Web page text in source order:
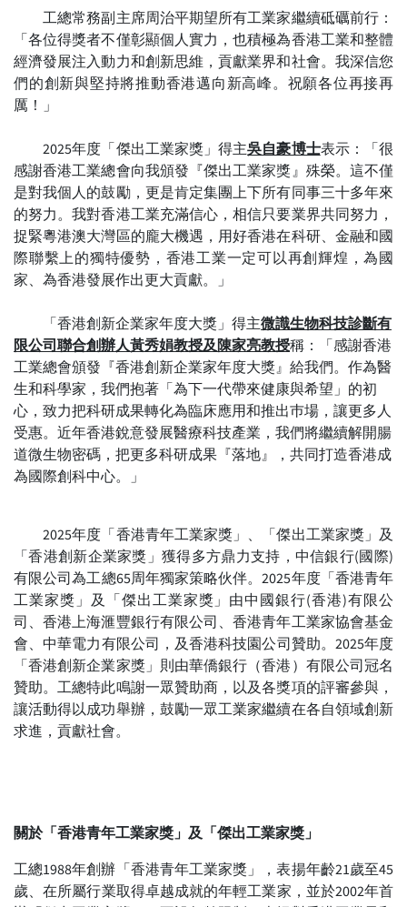
工總常務副主席周治平期望所有工業家繼續砥礪前行：
「各位得獎者不僅彰顯個人實力，也積極為香港工業和整體
經濟發展注入動力和創新思維，貢獻業界和社會。我深信您
們的創新與堅持將推動香港邁向新高峰。祝願各位再接再
厲！」
2025年度「傑出工業家獎」得主吳自豪博士表示：「很
感謝香港工業總會向我頒發『傑出工業家獎』殊榮。這不僅
是對我個人的鼓勵，更是肯定集團上下所有同事三十多年來
的努力。我對香港工業充滿信心，相信只要業界共同努力，
捉緊粵港澳大灣區的龐大機遇，用好香港在科研、金融和國
際聯繫上的獨特優勢，香港工業一定可以再創輝煌，為國
家、為香港發展作出更大貢獻。」
「香港創新企業家年度大獎」得主微識生物科技診斷有
限公司 聯合創辦人黃秀娟教授及陳家亮教授稱：「感謝香港
工業總會頒發『香港創新企業家年度大獎』給我們。作為醫
生和科學家，我們抱著「為下一代帶來健康與希望」的初
心，致力把科研成果轉化為臨床應用和推出巿場，讓更多人
受惠。近年香港銳意發展醫療科技產業，我們將繼續解開腸
道微生物密碼，把更多科研成果『落地』，共同打造香港成
為國際創科中心。」
2025年度「香港青年工業家獎」、「傑出工業家獎」及
「香港創新企業家獎」獲得多方鼎力支持，中信銀行(國際)
有限公司為工總65周年獨家策略伙伴。2025年度「香港青年
工業家獎」及「傑出工業家獎」由中國銀行(香港)有限公
司、香港上海滙豐銀行有限公司、香港青年工業家協會基金
會、中華電力有限公司，及香港科技園公司贊助。2025年度
「香港創新企業家獎」則由華僑銀行（香港）有限公司冠名
贊助。工總特此鳴謝一眾贊助商，以及各獎項的評審參與，
讓活動得以成功舉辦，鼓勵一眾工業家繼續在各自領域創新
求進，貢獻社會。
關於「香港青年工業家獎」及「傑出工業家獎」
工總1988年創辦「香港青年工業家獎」，表揚年齡21歲至45
歲、在所屬行業取得卓越成就的年輕工業家，並於2002年首